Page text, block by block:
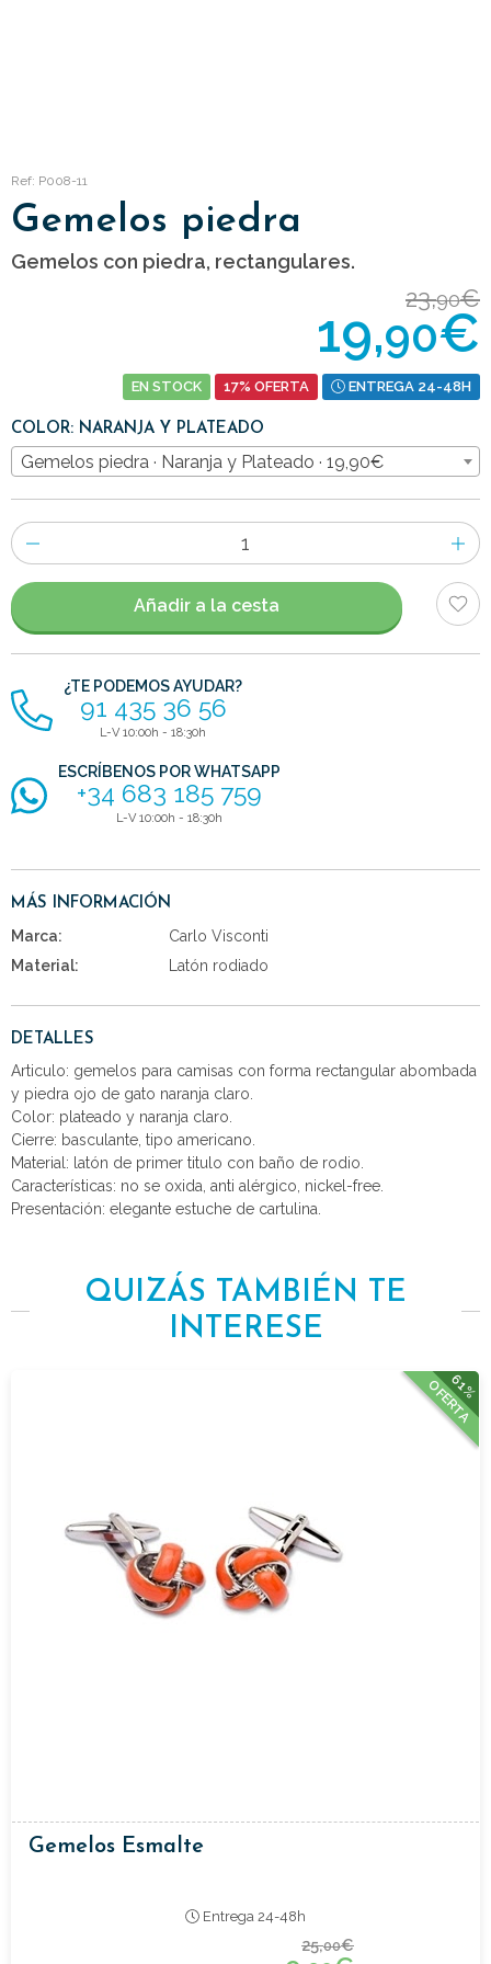
Ref: P008-11
Gemelos piedra
Gemelos con piedra, rectangulares.
23,90€
19,90€
EN STOCK 17% OFERTA ENTREGA 24-48H
COLOR: NARANJA Y PLATEADO
Gemelos piedra · Naranja y Plateado · 19,90€
Número
de
artículos
Añadir a la cesta
¿TE PODEMOS AYUDAR?
91 435 36 56
L-V 10:00h - 18:30h
ESCRÍBENOS POR WHATSAPP
+34 683 185 759
L-V 10:00h - 18:30h
MÁS INFORMACIÓN
Marca:
Carlo Visconti
Material:
Latón rodiado
DETALLES
Articulo: gemelos para camisas con forma rectangular abombada
y piedra ojo de gato naranja claro.
Color: plateado y naranja claro.
Cierre: basculante, tipo americano.
Material: latón de primer titulo con baño de rodio.
Características: no se oxida, anti alérgico, nickel-free.
Presentación: elegante estuche de cartulina.
QUIZÁS TAMBIÉN TE
INTERESE
61%
OFERTA
Gemelos Esmalte
Entrega 24-48h
25,00€